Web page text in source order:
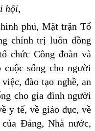
hội,
phủ, Mặt trận Tổ
chính trị luôn đồng
chức Công đoàn và
sống cho người
đào tạo nghề, an
cho gia đình người
y tế, về giáo dục, về
Đảng, Nhà nước,